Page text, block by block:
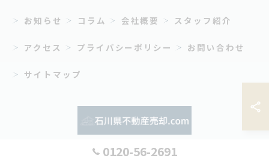
0120-56-2691
お知らせ コラム 会社概要 スタッフ紹介
アクセス プライバシーポリシー お問い合わせ
サイトマップ